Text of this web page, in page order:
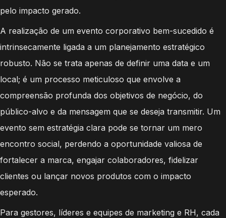
pelo impacto gerado.
A realização de um evento corporativo bem-sucedido é
intrinsecamente ligada a um planejamento estratégico
robusto. Não se trata apenas de definir uma data e um
local; é um processo meticuloso que envolve a
compreensão profunda dos objetivos de negócio, do
público-alvo e da mensagem que se deseja transmitir. Um
evento sem estratégia clara pode se tornar um mero
encontro social, perdendo a oportunidade valiosa de
fortalecer a marca, engajar colaboradores, fidelizar
clientes ou lançar novos produtos com o impacto
esperado.
Para gestores, líderes e equipes de marketing e RH, cada